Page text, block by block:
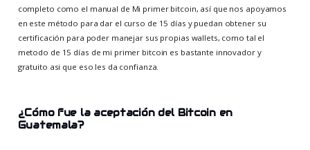
completo como el manual de Mi primer bitcoin, así que nos apoyamos
en este método para dar el curso de 15 días y puedan obtener su
certificación para poder manejar sus propias wallets, como tal el
metodo de 15 días de mi primer bitcoin es bastante innovador y
gratuito asi que eso les da confianza.
¿Cómo fue la aceptación del Bitcoin en
Guatemala?